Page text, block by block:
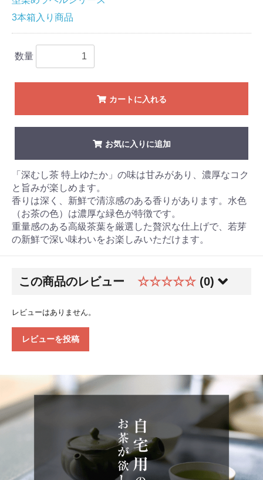
3本箱入り商品
数量
カートに入れる
お気に入りに追加
「深むし茶 特上ゆたか」の味は甘みがあり、濃厚なコク
と旨みが楽しめます。
香りは深く、新鮮で清涼感のある香りがあります。水色
（お茶の色）は濃厚な緑色が特徴です。
重量感のある高級茶葉を厳選した贅沢な仕上げで、若芽
の新鮮で深い味わいをお楽しみいただけます。
この商品のレビュー ☆☆☆☆☆ (0)
レビューはありません。
レビューを投稿